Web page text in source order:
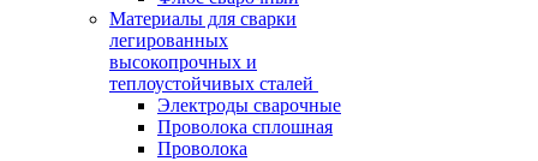
Материалы для сварки
легированных
высокопрочных и
теплоустойчивых сталей
Электроды сварочные
Проволока сплошная
Проволока